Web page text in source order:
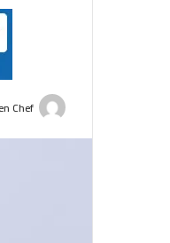
Chef